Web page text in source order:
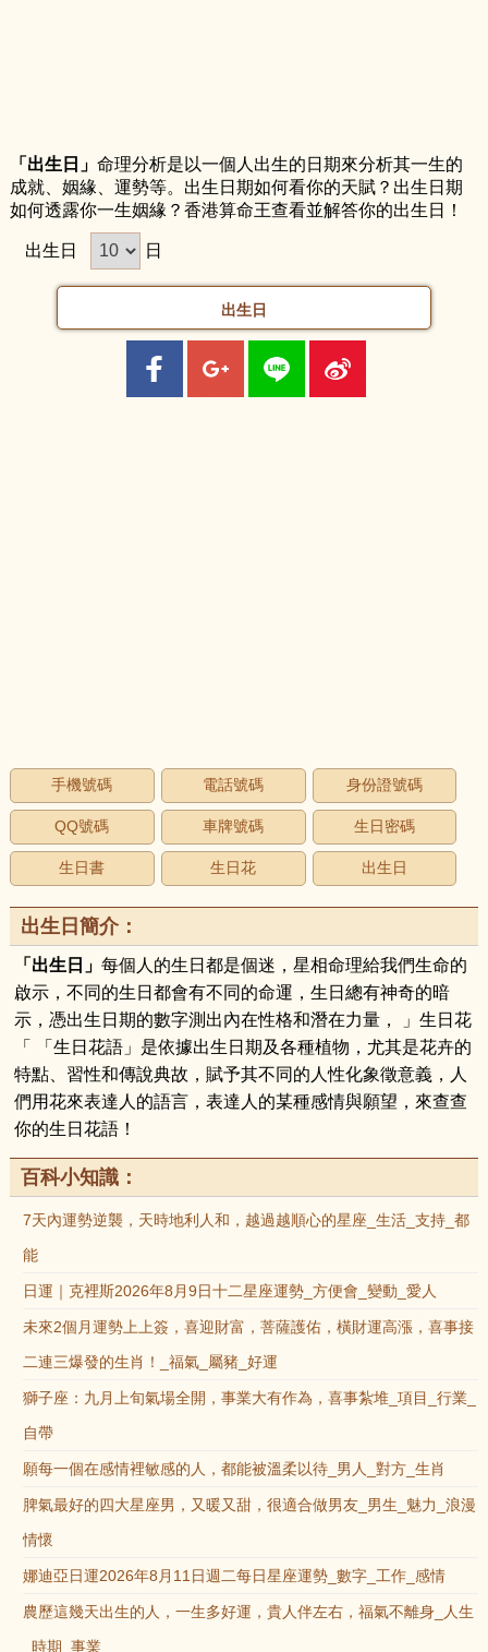
「出生日」 命理分析是以一個人出生的日期來分析其一生的
成就、姻緣、運勢等。出生日期如何看你的天賦？出生日期
如何透露你一生姻緣？香港算命王查看並解答你的出生日！
出生日 日
手機號碼 電話號碼 身份證號碼
QQ號碼 車牌號碼 生日密碼
生日書 生日花 出生日
出生日簡介：
「出生日」 每個人的生日都是個迷，星相命理給我們生命的
啟示，不同的生日都會有不同的命運，生日總有神奇的暗
示，憑出生日期的數字測出內在性格和潛在力量， 」生日花
「 「生日花語」是依據出生日期及各種植物，尤其是花卉的
特點、習性和傳說典故，賦予其不同的人性化象徵意義，人
們用花來表達人的語言，表達人的某種感情與願望，來查查
你的生日花語！
百科小知識：
7天內運勢逆襲，天時地利人和，越過越順心的星座_生活_支持_都
能
日運｜克裡斯2026年8月9日十二星座運勢_方便會_變動_愛人
未來2個月運勢上上簽，喜迎財富，菩薩護佑，橫財運高漲，喜事接
二連三爆發的生肖！_福氣_屬豬_好運
獅子座：九月上旬氣場全開，事業大有作為，喜事紮堆_項目_行業_
自帶
願每一個在感情裡敏感的人，都能被溫柔以待_男人_對方_生肖
脾氣最好的四大星座男，又暖又甜，很適合做男友_男生_魅力_浪漫
情懷
娜迪亞日運2026年8月11日週二每日星座運勢_數字_工作_感情
農歷這幾天出生的人，一生多好運，貴人伴左右，福氣不離身_人生
_時期_事業